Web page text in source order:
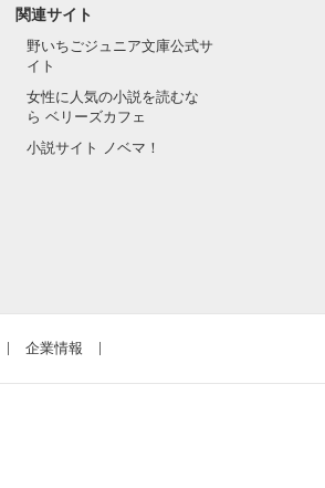
関連サイト
野いちごジュニア文庫公式サ
イト
女性に人気の小説を読むな
ら ベリーズカフェ
小説サイト ノベマ！
企業情報